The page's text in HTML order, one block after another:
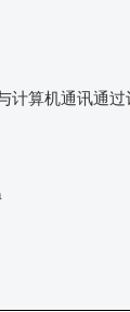
算机通讯通